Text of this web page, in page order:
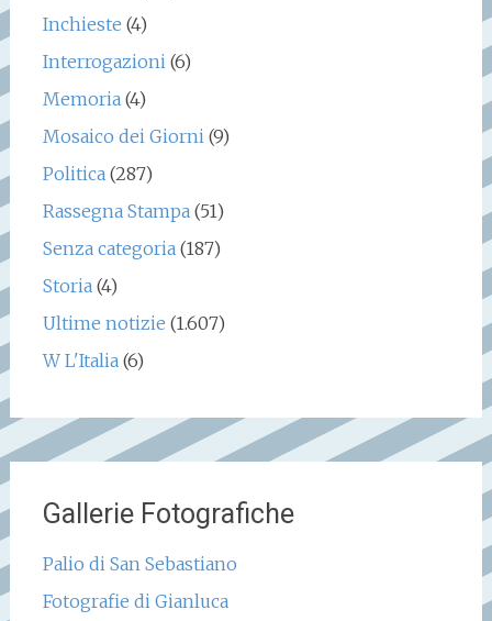
Inchieste (4)
Interrogazioni(6)
Memoria(4)
Mosaico dei Giorni(9)
Politica(287)
Rassegna Stampa(51)
Senza categoria(187)
Storia(4)
Ultime notizie (1.607)
W L'Italia(6)
Gallerie Fotografiche
Palio di San Sebastiano
Fotografie di Gianluca